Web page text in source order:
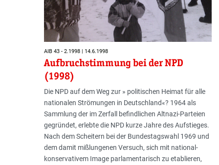
AIB 43 - 2.1998 | 14.6.1998
Aufbruchstimmung bei der NPD
(1998)
Die NPD auf dem Weg zur » politischen Heimat für alle
nationalen Strömungen in Deutschland«? 1964 als
Sammlung der im Zerfall befindlichen Altnazi-Parteien
gegründet, erlebte die NPD kurze Jahre des Aufstieges.
Nach dem Scheitern bei der Bundestagswahl 1969 und
dem damit mißlungenen Versuch, sich mit national-
konservativem Image parlamentarisch zu etablieren,